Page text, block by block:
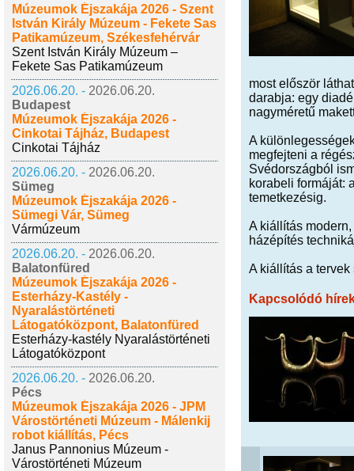
Múzeumok Éjszakája 2026 - Szent
István Király Múzeum - Fekete Sas
Patikamúzeum, Székesfehérvár
Szent István Király Múzeum –
Fekete Sas Patikamúzeum
2026.06.20. - 2026.06.20.
Budapest
Múzeumok Éjszakája 2026 -
Cinkotai Tájház, Budapest
Cinkotai Tájház
2026.06.20. - 2026.06.20.
Sümeg
Múzeumok Éjszakája 2026 -
Sümegi Vár, Sümeg
Vármúzeum
2026.06.20. - 2026.06.20.
Balatonfüred
Múzeumok Éjszakája 2026 -
Esterházy-Kastély -
Nyaralástörténeti
Látogatóközpont, Balatonfüred
Esterházy-kastély Nyaralástörténeti
Látogatóközpont
2026.06.20. - 2026.06.20.
Pécs
Múzeumok Éjszakája 2026 - JPM
Várostörténeti Múzeum - Málenkij
robot kiállítás, Pécs
Janus Pannonius Múzeum -
Várostörténeti Múzeum
most először
darabja: egy
nagyméretű
A
megfejteni a
Svédországból
korabeli formáját:
temetkezésig.
A kiállítás
házépítés
A kiállítás a
Kapcsolódó